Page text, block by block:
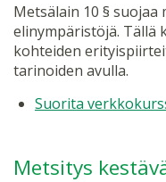
Metsälain 10 §
elinympäristöjä. Tällä
kohteiden
tarinoiden avulla.
Suorita
Metsitys